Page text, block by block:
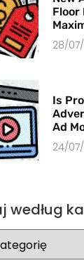
Floor
28/
Is
Ad
24/
według